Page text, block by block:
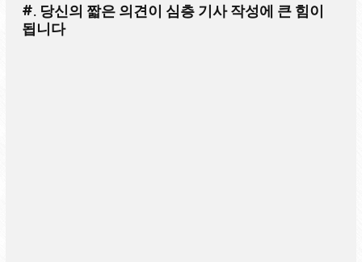
#. 당신의 짧은 의견이 심층 기사 작성에 큰 힘이
됩니다